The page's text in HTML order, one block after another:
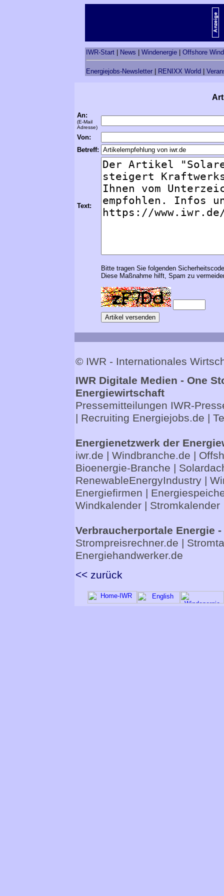
IWR-Start News Windenergie Offshore
Energiejobs-Newsletter RENIXX World
An:
(E-Mail
Adresse)
Von:
Betreff:
Text:
Bitte tragen Sie folgenden
Diese Maßnahme hilft, Spam zu
© IWR - Internationales
IWR Digitale Medien - One
Energiewirtschaft
Pressemitteilungen IWR-
| Recruiting Energiejobs.de |
Energienetzwerk der
iwr.de | Windbranche.de |
Bioenergie-Branche |
RenewableEnergyIndustry|
Energiefirmen |
Windkalender| Stromkalender
Verbraucherportale Energie
Strompreisrechner.de |
Energiehandwerker.de
<< zurück